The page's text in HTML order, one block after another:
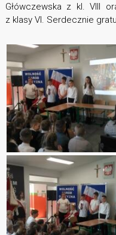
Główczewska z kl. VIII
z klasy VI. Serdecznie